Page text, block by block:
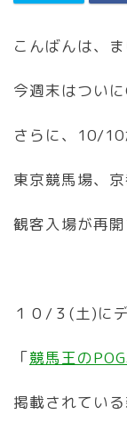
こんばんは、ま
今週末はついに
さらに、10/10
東京競馬場、
観客入場が再
１０/３(土)に
「競馬王の
掲載されてい